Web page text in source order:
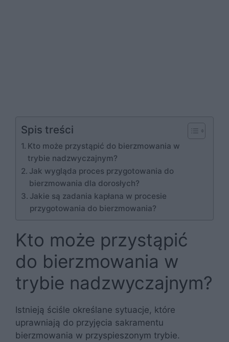
Spis treści
Kto może przystąpić do bierzmowania w
trybie nadzwyczajnym?
Jak wygląda proces przygotowania do
bierzmowania dla dorosłych?
Jakie są zadania kapłana w procesie
przygotowania do bierzmowania?
Kto może przystąpić
do bierzmowania w
trybie nadzwyczajnym?
Istnieją ściśle określane sytuacje, które
uprawniają do przyjęcia sakramentu
bierzmowania w przyspieszonym trybie.